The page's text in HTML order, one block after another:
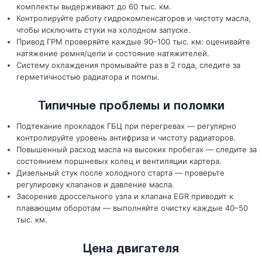
комплекты выдерживают до 60 тыс. км.
Контролируйте работу гидрокомпенсаторов и чистоту масла,
чтобы исключить стуки на холодном запуске.
Привод ГРМ проверяйте каждые 90–100 тыс. км: оценивайте
натяжение ремня/цепи и состояние натяжителей.
Систему охлаждения промывайте раз в 2 года, следите за
герметичностью радиатора и помпы.
Типичные проблемы и поломки
Подтекание прокладок ГБЦ при перегревах — регулярно
контролируйте уровень антифриза и чистоту радиаторов.
Повышенный расход масла на высоких пробегах — следите за
состоянием поршневых колец и вентиляции картера.
Дизельный стук после холодного старта — проверьте
регулировку клапанов и давление масла.
Засорение дроссельного узла и клапана EGR приводит к
плавающим оборотам — выполняйте очистку каждые 40–50
тыс. км.
Цена двигателя